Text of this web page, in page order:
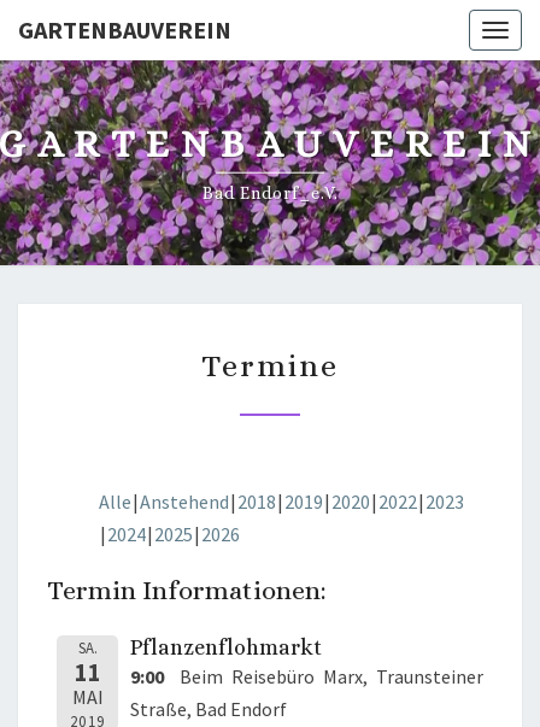
GARTENBAUVEREIN
Bad Endorf_e.V.
Termine
Alle Anstehend 2018 2019 2020 2022 2023
2024 2025 2026
Termin Informationen:
SA.
11
MAI
2019
Pflanzenflohmarkt
9:00
Beim Reisebüro Marx, Traunsteiner
Straße, Bad Endorf